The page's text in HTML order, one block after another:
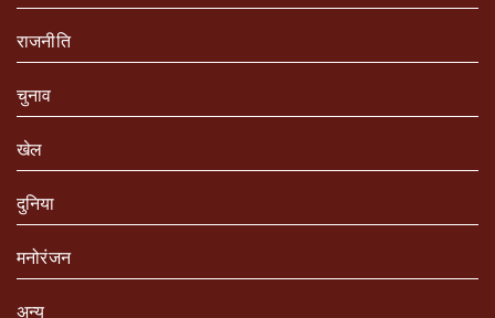
राजनीति
चुनाव
खेल
दुनिया
मनोरंजन
अन्य